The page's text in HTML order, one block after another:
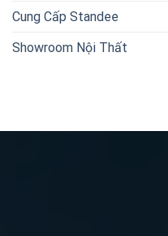
Cung Cấp Standee
Showroom Nội Thất